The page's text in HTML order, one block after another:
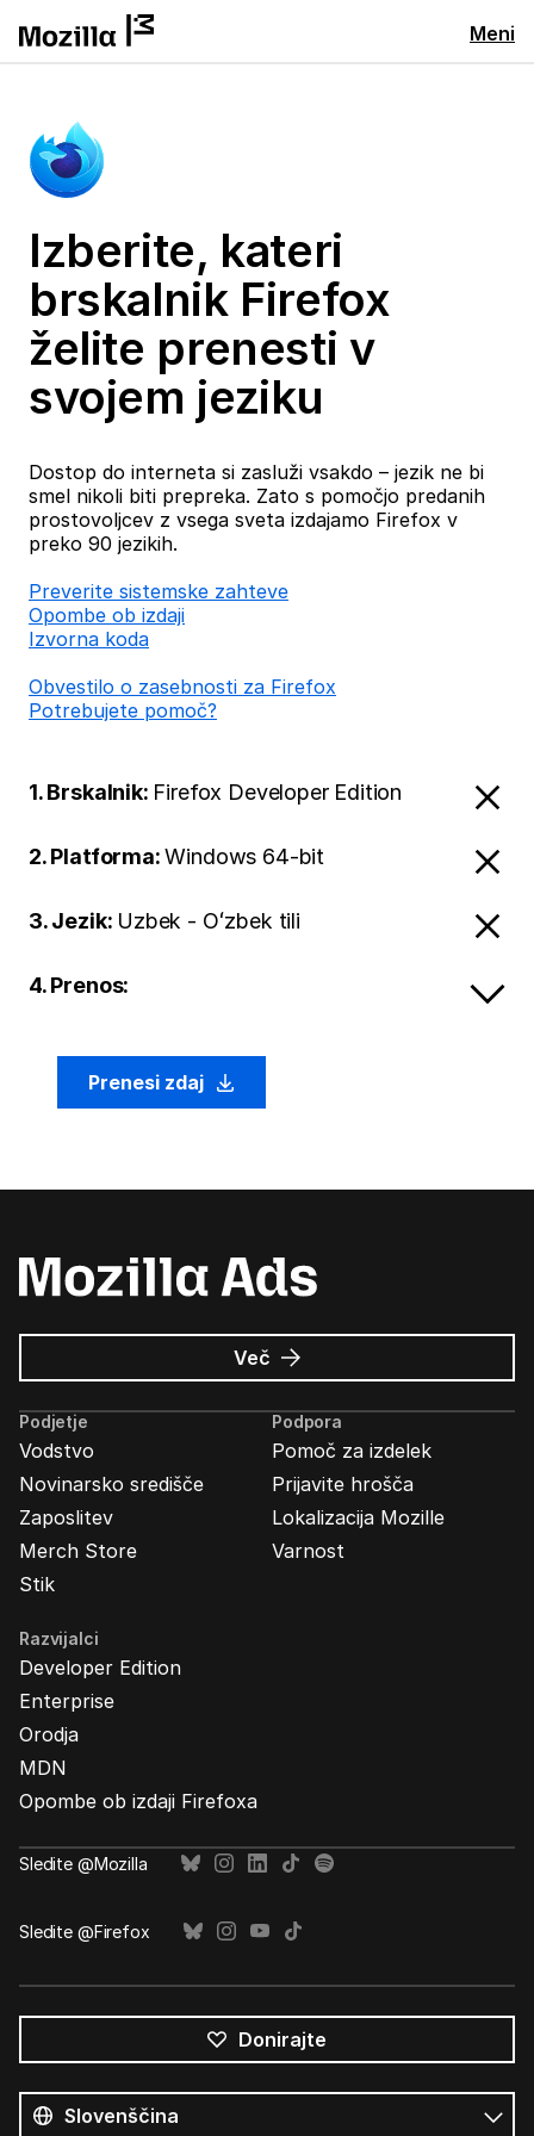
Meni
Izberite, kateri
brskalnik Firefox
želite prenesti v
svojem jeziku
Dostop do interneta si zasluži vsakdo – jezik ne bi
smel nikoli biti prepreka. Zato s pomočjo predanih
prostovoljcev z vsega sveta izdajamo Firefox v
preko 90 jezikih.
Preverite sistemske zahteve
Opombe ob izdaji
Izvorna koda
Obvestilo o zasebnosti za Firefox
Potrebujete pomoč?
1. Brskalnik: Firefox Developer Edition
2. Platforma:Windows 64-bit
3. Jezik: Uzbek - Oʻzbek tili
4. Prenos:
Prenesi zdaj
Več o
Oglasi
Mozilla
Podjetje
Vodstvo
Novinarsko središče
Zaposlitev
Merch Store
Stik
Podpora
Pomoč za izdelek
Prijavite hrošča
Lokalizacija Mozille
Varnost
Razvijalci
Developer Edition
Enterprise
Orodja
MDN
Opombe ob izdaji Firefoxa
Sledite @Mozilla
Sledite @Firefox
Donirajte
jeziki
Jezik